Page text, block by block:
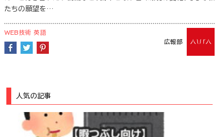
たちの願望を…
広報部
WEB技術 英語
人気の記事